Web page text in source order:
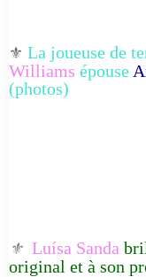
⚜️ La joueuse de
Williams épouse
(photos)
⚜️ Luísa Sanda
original et à son